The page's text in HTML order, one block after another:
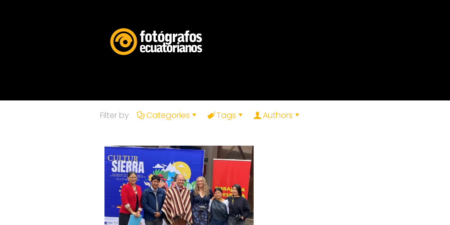
Filter by Categories Tags Authors